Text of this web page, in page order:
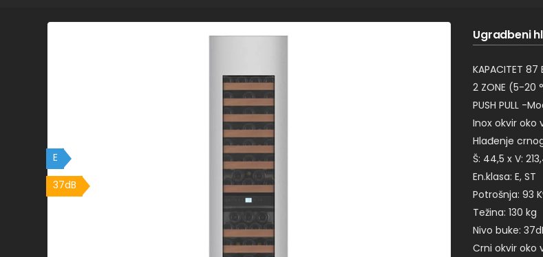
37dB
E
Ugradbeni
KAPACITET 87
2 ZONE (5-20
PUSH PULL -
Inox okvir oko
Hlađenje
Š: 44,5 x V:
En.klasa: E, ST
Potrošnja: 93
Težina: 130 kg
Nivo buke:
Crni okvir oko